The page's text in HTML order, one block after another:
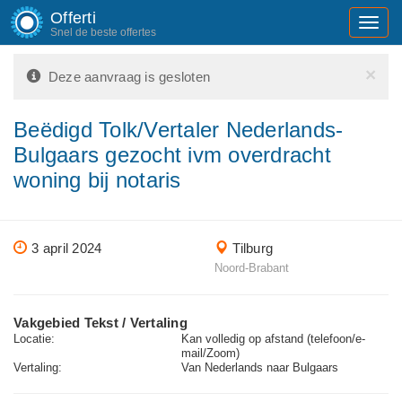
Offerti
Snel de beste offertes
×
Deze aanvraag is gesloten
Beëdigd Tolk/Vertaler Nederlands-
Bulgaars gezocht ivm overdracht
woning bij notaris
3 april 2024 Tilburg
Noord-Brabant
Vakgebied Tekst / Vertaling
Locatie:
Kan volledig op afstand (telefoon/e-
mail/Zoom)
Vertaling:
Van Nederlands naar Bulgaars